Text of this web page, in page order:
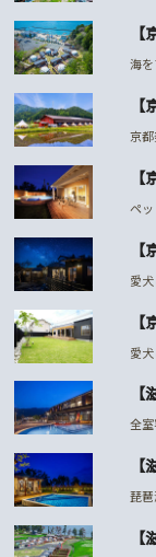
海
京
ペ
愛
愛
全
琵